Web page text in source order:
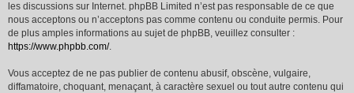
les discussions sur Internet. phpBB Limited n’est pas responsable de ce que
nous acceptons ou n’acceptons pas comme contenu ou conduite permis. Pour
de plus amples informations au sujet de phpBB, veuillez consulter :
https://www.phpbb.com/.
Vous acceptez de ne pas publier de contenu abusif, obscène, vulgaire,
diffamatoire, choquant, menaçant, à caractère sexuel ou tout autre contenu qui